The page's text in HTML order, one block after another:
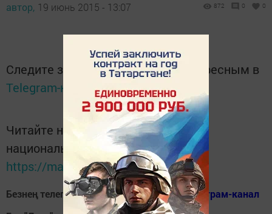
автор, 19 июнь 2015 - 13:07 872 0 0
Следите за самым важным и интересным в
Telegram-каналеТатмедиа
Читайте новости Татарстана в
национальном мессенджере MАХ:
https://max.ru/tatmedia
Безнең телеграм каналга кушылыгыз!Телеграм-канал